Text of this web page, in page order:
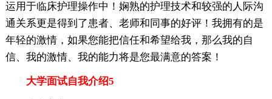
运用于临床护理操作中！娴熟的护理技术和较强的人际沟
通关系更是得到了患者、老师和同事的好评！我拥有的是
年轻的激情，如果您能把信任和希望给我，那么我的自
信、我的激情、我的能力将是您最满意的答案！
大学面试自我介绍5